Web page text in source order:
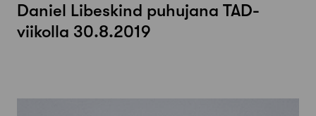
Daniel Libeskind puhujana TAD-
viikolla 30.8.2019